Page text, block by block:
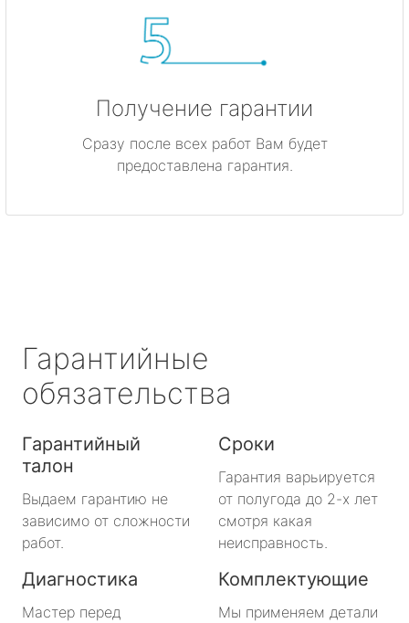
Получение гарантии
Сразу после всех работ Вам будет
предоставлена гарантия.
Гарантийные
обязательства
Гарантийный
талон
Выдаем гарантию не
зависимо от сложности
работ.
Сроки
Гарантия варьируется
от полугода до 2-х лет
смотря какая
неисправность.
Диагностика
Мастер перед
Комплектующие
Мы применяем детали